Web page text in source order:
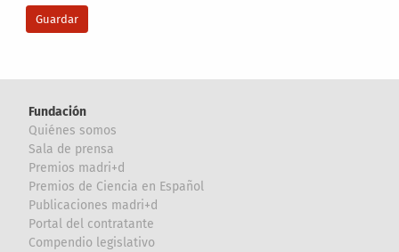
Fundación
Quiénes somos
Sala de prensa
Premios madri+d
Premios de Ciencia en Español
Publicaciones madri+d
Portal del contratante
Compendio legislativo